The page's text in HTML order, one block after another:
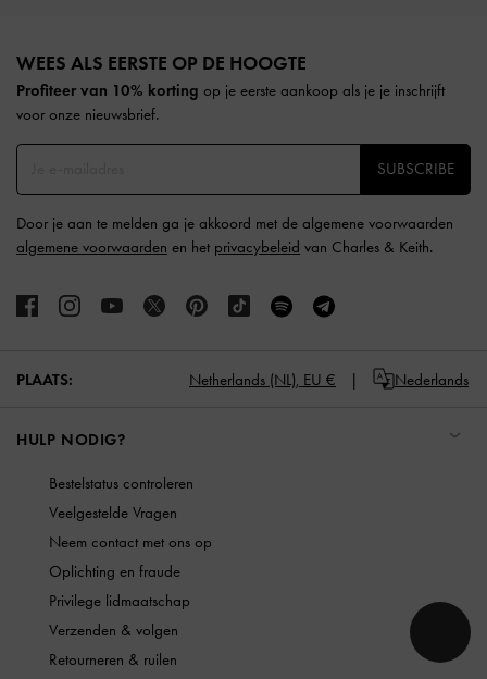
WEES ALS EERSTE OP DE HOOGTE​​
Profiteer van 10% korting op je eerste aankoop als je je inschrijft
voor onze nieuwsbrief.
SUBSCRIBE
Door je aan te melden ga je akkoord met de algemene voorwaarden
algemene voorwaarden en het privacybeleid van Charles & Keith.
PLAATS: Netherlands (NL), EU € Nederlands
HULP NODIG?
Bestelstatus controleren
Veelgestelde Vragen
Neem contact met ons op
Oplichting en fraude
Privilege lidmaatschap
Verzenden & volgen
Retourneren & ruilen